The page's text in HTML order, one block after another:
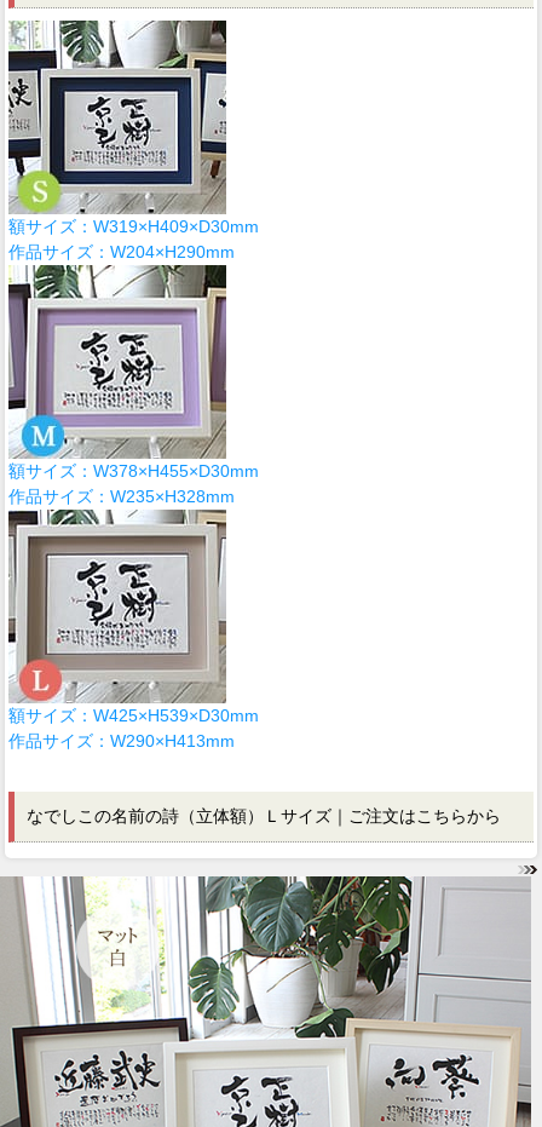
額サイズ：W319×H409×D30mm
作品サイズ：W204×H290mm
額サイズ：W378×H455×D30mm
作品サイズ：W235×H328mm
額サイズ：W425×H539×D30mm
作品サイズ：W290×H413mm
なでしこの名前の詩（立体額）Ｌサイズ｜ご注文はこちらから